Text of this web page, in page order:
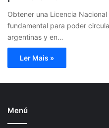
Obtener una Licencia
fundamental para poder
argentinas y en…
Ler Mais »
Menú